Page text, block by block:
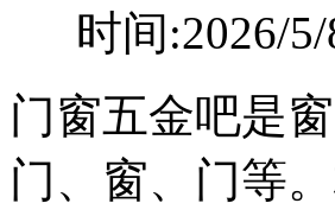
时间:2026/
门窗五金吧是
门、窗、门等